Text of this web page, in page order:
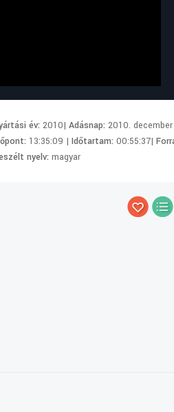
év:2010|Adásnap:2010.
13:35:09 |Időtartam:00:55:37|
nyelv:magyar